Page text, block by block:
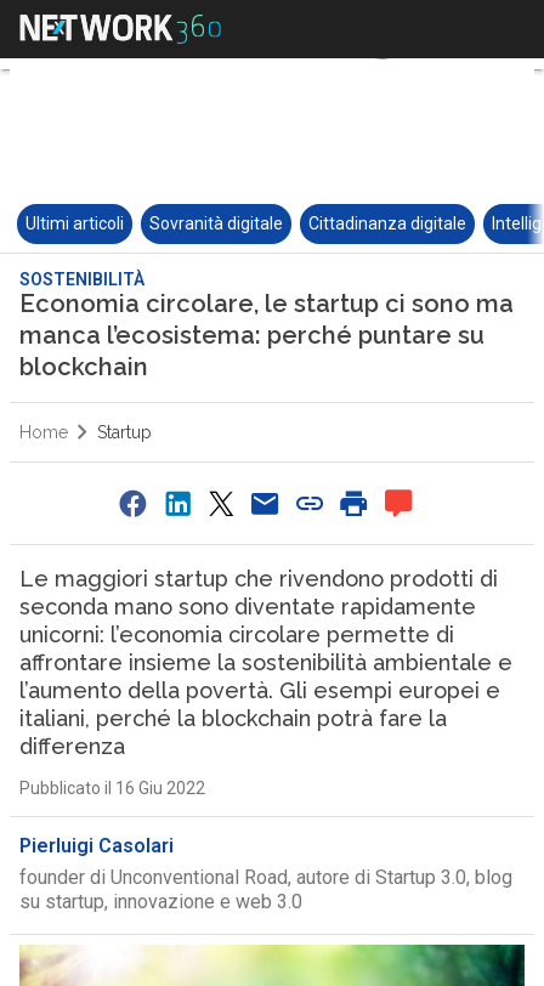
Ultimi articoli Sovranità digitale Cittadinanza digitale
SOSTENIBILITÀ
Economia circolare, le startup ci sono ma
manca l’ecosistema: perché puntare su
blockchain
Home Startup
Le maggiori startup che rivendono prodotti di
seconda mano sono diventate rapidamente
unicorni: l’economia circolare permette di
affrontare insieme la sostenibilità ambientale e
l’aumento della povertà. Gli esempi europei e
italiani, perché la blockchain potrà fare la
differenza
Pubblicato il 16 Giu 2022
Pierluigi Casolari
founder di Unconventional Road, autore di Startup 3.0, blog
su startup, innovazione e web 3.0